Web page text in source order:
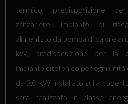
termico, predisposizione
zanzariere, impianto di
alimentato da pompa di calore
kW, predisposizione per la
impianto citofonico per ogni
da 3,0 kW installato sulla
sarà realizzato in classe